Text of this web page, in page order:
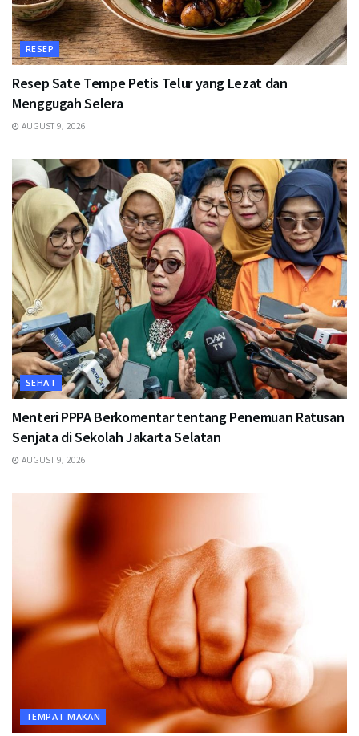
RESEP
Resep Sate Tempe Petis Telur yang Lezat dan
Menggugah Selera
AUGUST 9, 2026
SEHAT
Menteri PPPA Berkomentar tentang Penemuan Ratusan
Senjata di Sekolah Jakarta Selatan
AUGUST 9, 2026
TEMPAT MAKAN